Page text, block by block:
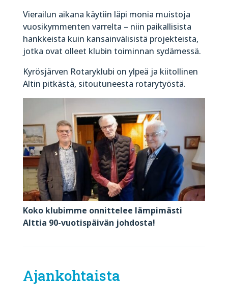
Vierailun aikana käytiin läpi monia muistoja
vuosikymmenten varrelta – niin paikallisista
hankkeista kuin kansainvälisistä projekteista,
jotka ovat olleet klubin toiminnan sydämessä.
Kyrösjärven Rotaryklubi on ylpeä ja kiitollinen
Altin pitkästä, sitoutuneesta rotarytyöstä.
Koko klubimme onnittelee lämpimästi
Alttia 90-vuotispäivän johdosta!
Ajankohtaista